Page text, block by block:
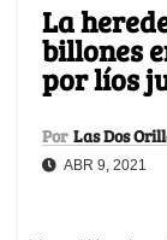
La
billones
por líos
Por Las Dos
ABR 9, 2021